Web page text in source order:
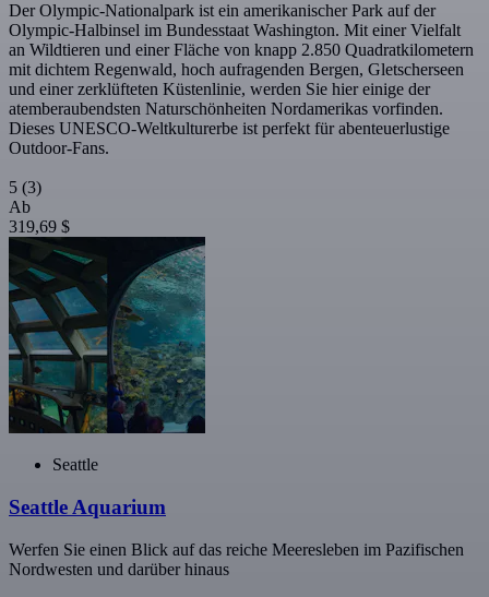
Der Olympic-Nationalpark ist ein amerikanischer Park auf der
Olympic-Halbinsel im Bundesstaat Washington. Mit einer Vielfalt
an Wildtieren und einer Fläche von knapp 2.850 Quadratkilometern
mit dichtem Regenwald, hoch aufragenden Bergen, Gletscherseen
und einer zerklüfteten Küstenlinie, werden Sie hier einige der
atemberaubendsten Naturschönheiten Nordamerikas vorfinden.
Dieses UNESCO-Weltkulturerbe ist perfekt für abenteuerlustige
Outdoor-Fans.
5 (3)
Ab
319,69 $
Seattle
Seattle Aquarium
Werfen Sie einen Blick auf das reiche Meeresleben im Pazifischen
Nordwesten und darüber hinaus